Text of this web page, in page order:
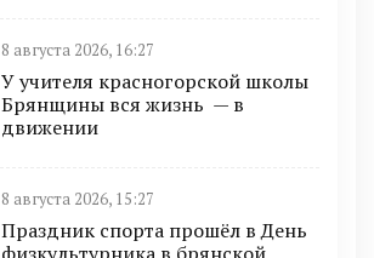
8 августа 2026, 16:27
У учителя красногорской школы
Брянщины вся жизнь — в
движении
8 августа 2026, 15:27
Праздник спорта прошёл в День